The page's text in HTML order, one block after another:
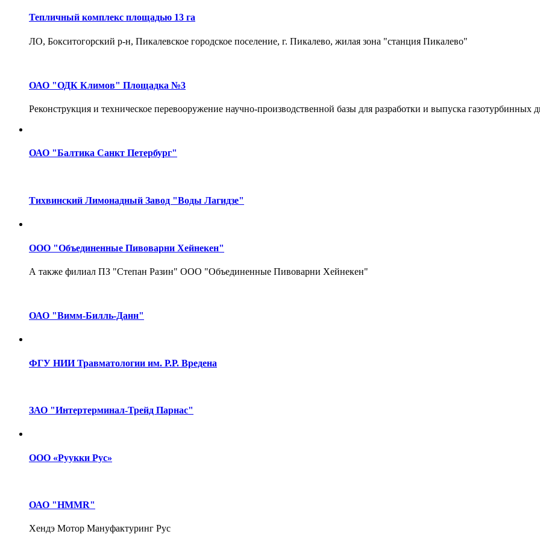
Тепличный комплекс площадью 13 га
ЛО, Бокситогорский р-н, Пикалевское городское поселение, г. Пикалево, жилая зона "станция Пикалево"
ОАО "ОДК Климов" Площадка №3
Реконструкция и техническое перевооружение научно-производственной базы для разработки и выпуска газотурбинных
ОАО "Балтика Санкт Петербург"
Тихвинский Лимонадный Завод "Воды Лагидзе"
ООО "Объединенные Пивоварни Хейнекен"
А также филиал ПЗ "Степан Разин" ООО "Объединенные Пивоварни Хейнекен"
ОАО "Вимм-Билль-Данн"
ФГУ НИИ Травматологии им. Р.Р. Вредена
ЗАО "Интертерминал-Трейд Парнас"
ООО «Руукки Рус»
ОАО "НММR"
Хендэ Мотор Мануфактуринг Рус